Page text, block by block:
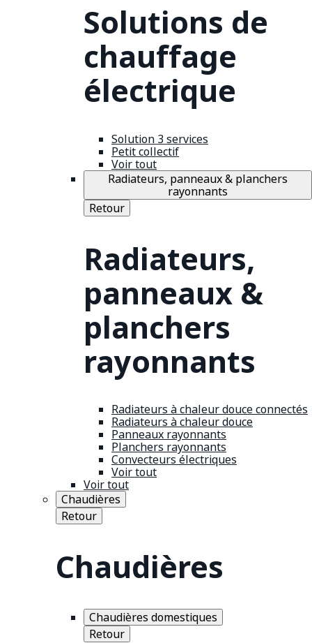
Solutions de
chauffage
électrique
Solution 3 services
Petit collectif
Voir tout
Radiateurs, panneaux & planchers
rayonnants
Retour
Radiateurs,
panneaux &
planchers
rayonnants
Radiateurs à chaleur douce connectés
Radiateurs à chaleur douce
Panneaux rayonnants
Planchers rayonnants
Convecteurs électriques
Voir tout
Voir tout
Chaudières
Retour
Chaudières
Chaudières domestiques
Retour